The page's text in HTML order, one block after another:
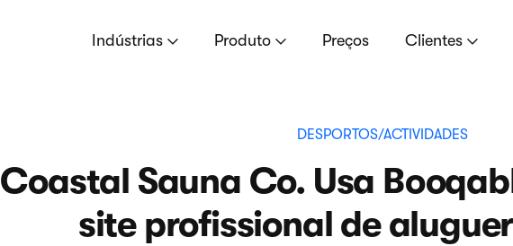
Indústrias Produto Preços Clientes
DESPORTOS/ACTIVIDADES
Coastal Sauna Co. Usa
site profissional de